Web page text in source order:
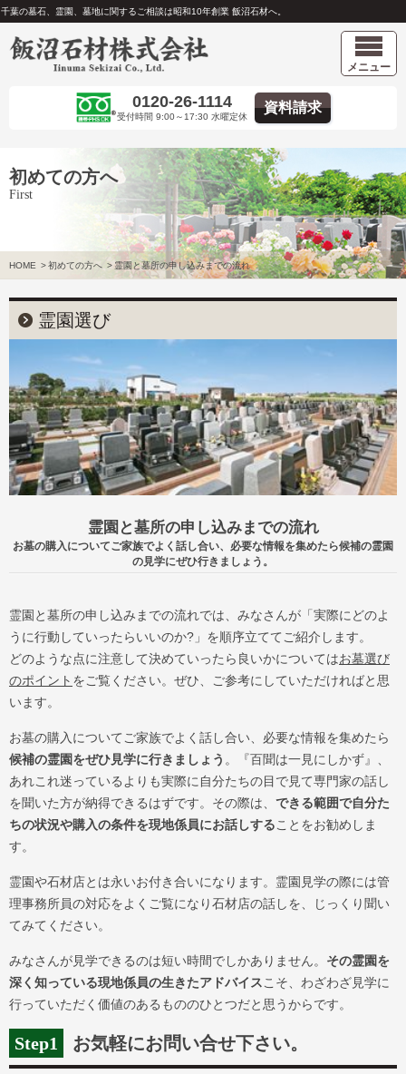
千葉の墓石、霊園、墓地に関するご相談は昭和10年創業 飯沼石材へ。
メニュー
0120-26-1114
受付時間 9:00～17:30 水曜定休
資料請求
初めての方へ
First
HOME >初めての方へ >霊園と墓所の申し込みまでの流れ
霊園選び
霊園と墓所の申し込みまでの流れ
お墓の購入についてご家族でよく話し合い、必要な情報を集めたら候補の霊園
の見学にぜひ行きましょう。
霊園と墓所の申し込みまでの流れでは、みなさんが「実際にどのよ
うに行動していったらいいのか?」を順序立ててご紹介します。
どのような点に注意して決めていったら良いかについてはお墓選び
のポイント をご覧ください。ぜひ、ご参考にしていただければと思
います。
お墓の購入についてご家族でよく話し合い、必要な情報を集めたら
候補の霊園をぜひ見学に行きましょう 。『百聞は一見にしかず』、
あれこれ迷っているよりも実際に自分たちの目で見て専門家の話し
を聞いた方が納得できるはずです。その際は、 できる範囲で自分た
ちの状況や購入の条件を現地係員にお話しすることをお勧めしま
す。
霊園や石材店とは永いお付き合いになります。霊園見学の際には管
理事務所員の対応をよくご覧になり石材店の話しを、じっくり聞い
てみてください。
みなさんが見学できるのは短い時間でしかありません。 その霊園を
深く知っている現地係員の生きたアドバイスこそ、わざわざ見学に
行っていただく価値のあるもののひとつだと思うからです。
Step1 お気軽にお問い合せ下さい。